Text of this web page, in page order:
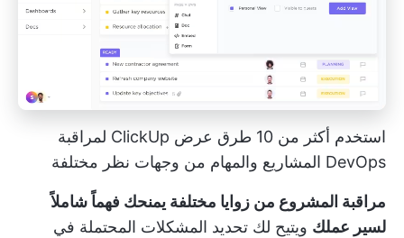
استخدم أكثر من 10 طرق عرض ClickUp لمراقبة
DevOps المشاريع والمهام من وجهات نظر مختلفة
مراقبة المشروع من زوايا مختلفة يمنحك فهماً شاملاً
لسير عملك ويتيح لك تحديد المشكلات المحتملة في